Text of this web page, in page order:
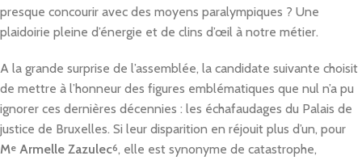
presque concourir avec des moyens paralympiques ? Une
plaidoirie pleine d’énergie et de clins d’œil à notre métier.
A la grande surprise de l’assemblée, la candidate suivante choisit
de mettre à l’honneur des figures emblématiques que nul n’a pu
ignorer ces dernières décennies : les échafaudages du Palais de
justice de Bruxelles. Si leur disparition en réjouit plus d’un, pour
Me Armelle Zazulec6, elle est synonyme de catastrophe,